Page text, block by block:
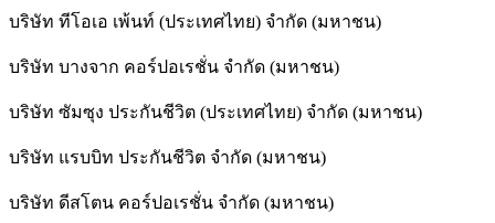
บริษัท ทีโอเอ เพ้นท์ (ประเทศไทย) จำกัด (มหาชน)
บริษัท บางจาก คอร์ปอเรชั่น จำกัด (มหาชน)
บริษัท ซัมซุง ประกันชีวิต (ประเทศไทย) จำกัด (มหาชน)
บริษัท แรบบิท ประกันชีวิต จำกัด (มหาชน)
บริษัท ดีสโตน คอร์ปอเรชั่น จำกัด (มหาชน)